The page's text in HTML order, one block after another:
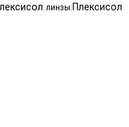
линзы: Плексисол